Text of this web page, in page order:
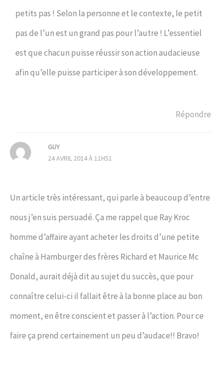
petits pas ! Selon la personne et le contexte, le petit
pas de l’un est un grand pas pour l’autre ! L’essentiel
est que chacun puisse réussir son action audacieuse
afin qu’elle puisse participer à son développement.
Répondre
GUY
24 AVRIL 2014 À 11H51
Un article très intéressant, qui parle à beaucoup d’entre
nous j’en suis persuadé. Ça me rappel que Ray Kroc
homme d’affaire ayant acheter les droits d’une petite
chaîne à Hamburger des frères Richard et Maurice Mc
Donald, aurait déjà dit au sujet du succès, que pour
connaître celui-ci il fallait être à la bonne place au bon
moment, en être conscient et passer à l’action. Pour ce
faire ça prend certainement un peu d’audace!! Bravo!